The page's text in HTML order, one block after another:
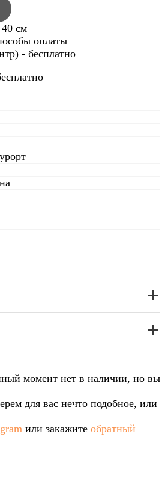
см
- бесплатно
момент нет в наличии, но вы
для вас нечто подобное, или
или закажите обратный